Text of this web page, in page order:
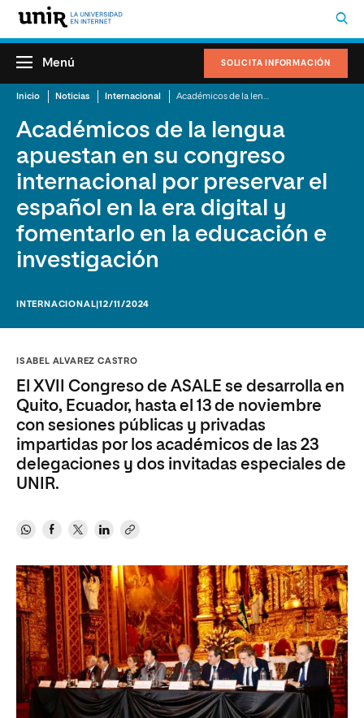
SOLICITA INFORMACIÓN
Menú
Inicio Noticias Internacional
Académicos de la lengua
apuestan en su congreso
internacional por preservar el
español en la era digital y
fomentarlo en la educación e
investigación
INTERNACIONAL |12/11/2024
ISABEL ALVAREZ CASTRO
El XVII Congreso de ASALE se desarrolla en
Quito, Ecuador, hasta el 13 de noviembre
con sesiones públicas y privadas
impartidas por los académicos de las 23
delegaciones y dos invitadas especiales de
UNIR.